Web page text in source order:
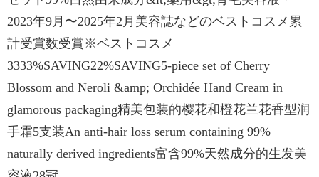
2023年9月〜2025年2月美容誌などのベストコスメ累
計受賞数受賞※ベストコスメ
3333%SAVING22%SAVING5-piece set of Cherry
Blossom and Neroli &amp; Orchidée Hand Cream in
glamorous packaging精美包装的樱花和橙花兰花香型润
手霜5支装An anti-hair loss serum containing 99%
naturally derived ingredients富含99%天然成分的生发美